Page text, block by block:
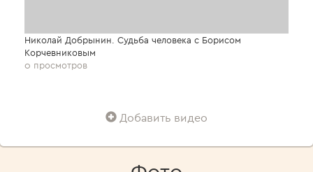
Николай Добрынин. Судьба человека с Борисом
Корчевниковым
0 просмотров
Добавить видео